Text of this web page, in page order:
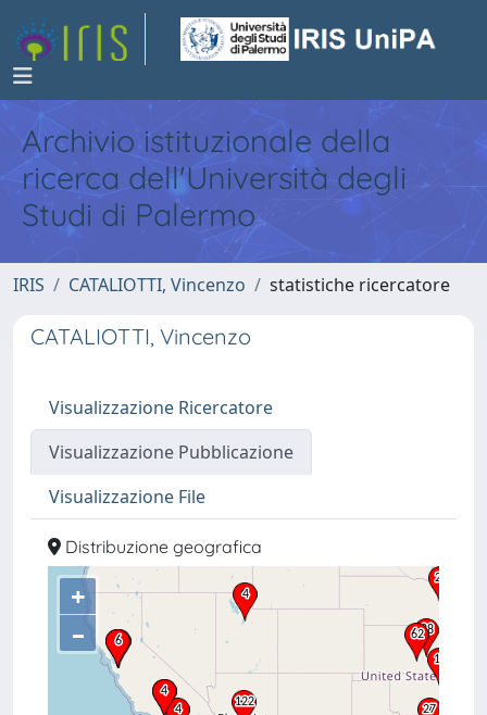
Archivio istituzionale della
ricerca dell'Università degli
Studi di Palermo
IRIS CATALIOTTI, Vincenzo statistiche ricercatore
CATALIOTTI, Vincenzo
Visualizzazione Ricercatore
Visualizzazione Pubblicazione
Visualizzazione File
Distribuzione geografica
+
–